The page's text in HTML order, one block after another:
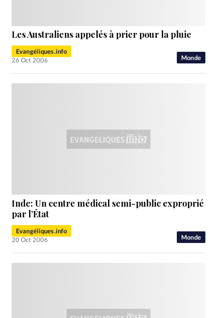
Monde
Les Australiens appelés à prier pour la pluie
Evangéliques.info
26 Oct 2006
Monde
Inde: Un centre médical semi-public exproprié
par l’État
Evangéliques.info
20 Oct 2006